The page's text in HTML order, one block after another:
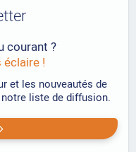
courant ?
éclaire !
et les nouveautés de
liste de diffusion.